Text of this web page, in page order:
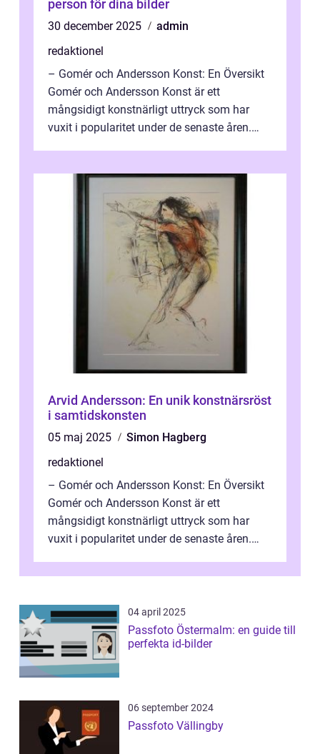
person för dina bilder
30 december 2025
admin
redaktionel
– Gomér och Andersson Konst: En Översikt
Gomér och Andersson Konst är ett
mångsidigt konstnärligt uttryck som har
vuxit i popularitet under de senaste åren.
Arvid Andersson: En unik konstnärsröst
i samtidskonsten
05 maj 2025
Simon Hagberg
redaktionel
– Gomér och Andersson Konst: En Översikt
Gomér och Andersson Konst är ett
mångsidigt konstnärligt uttryck som har
vuxit i popularitet under de senaste åren.
04 april 2025
Passfoto Östermalm: en guide till
perfekta id-bilder
06 september 2024
Passfoto Vällingby